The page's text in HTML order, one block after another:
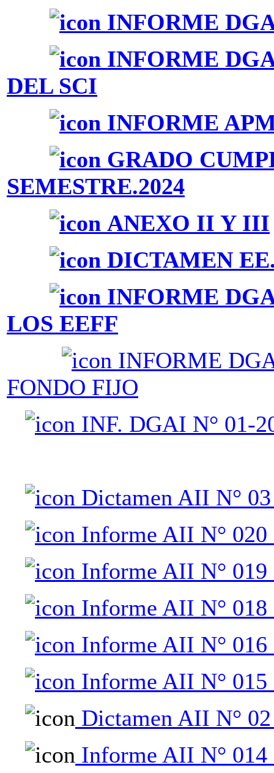
INFORME
INFORME
DEL SCI
INFORME
GRADO
SEMESTRE.2024
ANEXO II Y III
DICTAMEN
INFORME
LOS EEFF
INFORME
FONDO FIJO
INF. DGAI N° 01-
Dictamen AII N°
Informe AII N° 020
Informe AII N° 019
Informe AII N° 018
Informe AII N° 016
Informe AII N° 015
Dictamen AII N°
Informe AII N°